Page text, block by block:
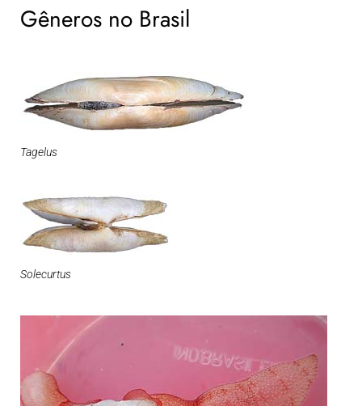
Gêneros no Brasil
Tagelus
Solecurtus